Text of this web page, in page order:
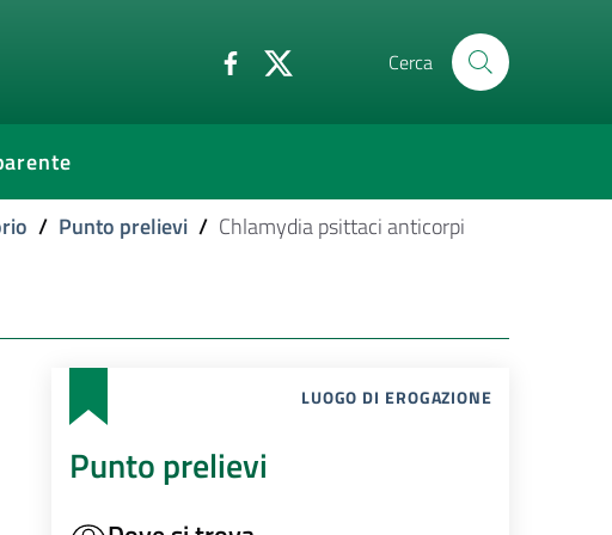
Cerca
/ Punto prelievi / Chlamydia psittaci anticorpi
LUOGO DI EROGAZIONE
Punto prelievi